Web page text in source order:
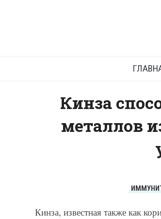
Кинза
металлов
Кинза, известная также как